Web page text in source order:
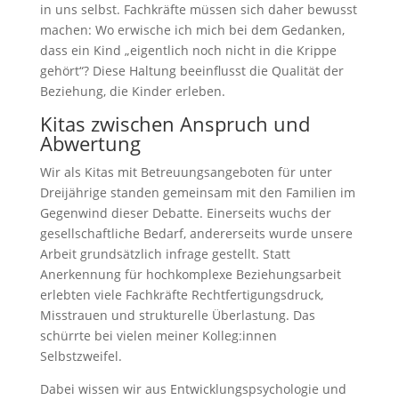
in uns selbst. Fachkräfte müssen sich daher bewusst
machen: Wo erwische ich mich bei dem Gedanken,
dass ein Kind „eigentlich noch nicht in die Krippe
gehört“? Diese Haltung beeinflusst die Qualität der
Beziehung, die Kinder erleben.
Kitas zwischen Anspruch und
Abwertung
Wir als Kitas mit Betreuungsangeboten für unter
Dreijährige standen gemeinsam mit den Familien im
Gegenwind dieser Debatte. Einerseits wuchs der
gesellschaftliche Bedarf, andererseits wurde unsere
Arbeit grundsätzlich infrage gestellt. Statt
Anerkennung für hochkomplexe Beziehungsarbeit
erlebten viele Fachkräfte Rechtfertigungsdruck,
Misstrauen und strukturelle Überlastung. Das
schürrte bei vielen meiner Kolleg:innen
Selbstzweifel.
Dabei wissen wir aus Entwicklungspsychologie und